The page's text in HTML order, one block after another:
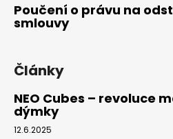
Poučení o právu na
smlouvy
Články
NEO Cubes – revoluce
dýmky
12.6.2025